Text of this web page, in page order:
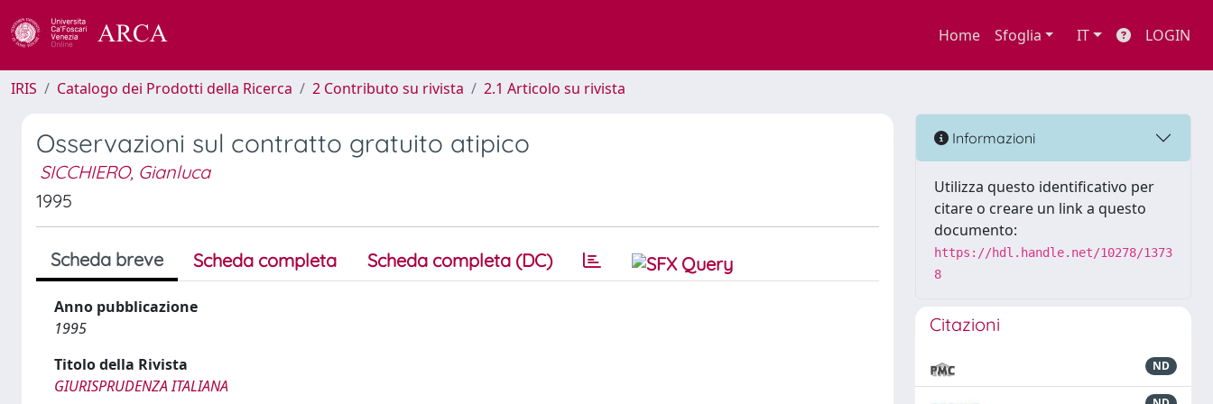
Home Sfoglia IT LOGIN
IRIS Catalogo dei Prodotti della Ricerca 2 Contributo su rivista 2.1 Articolo su rivista
Osservazioni sul contratto gratuito atipico
SICCHIERO, Gianluca
1995
Scheda breve Scheda completa Scheda completa (DC)
Anno pubblicazione
1995
Titolo della Rivista
GIURISPRUDENZA ITALIANA
Informazioni
Utilizza questo identificativo per
citare o creare un link a questo
documento:
https://hdl.handle.net/10278/1373
8
Citazioni
ND